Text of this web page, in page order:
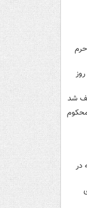
۱۲ طبقه در